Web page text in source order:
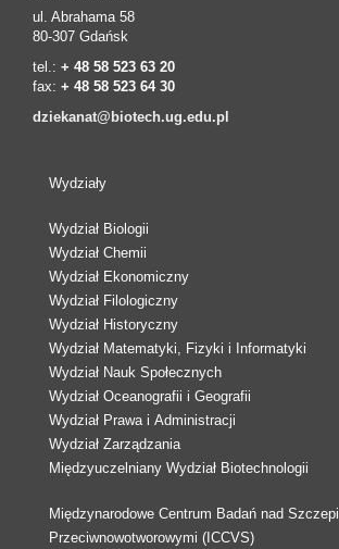
ul. Abrahama 58
80-307 Gdańsk
tel.: + 48 58 523 63 20
fax: + 48 58 523 64 30
dziekanat@biotech.ug.edu.pl
Wydziały
Wydział Biologii
Wydział Chemii
Wydział Ekonomiczny
Wydział Filologiczny
Wydział Historyczny
Wydział Matematyki, Fizyki i Informatyki
Wydział Nauk Społecznych
Wydział Oceanografii i Geografii
Wydział Prawa i Administracji
Wydział Zarządzania
Międzyuczelniany Wydział Biotechnologii
Międzynarodowe Centrum Badań nad
Przeciwnowotworowymi (ICCVS)